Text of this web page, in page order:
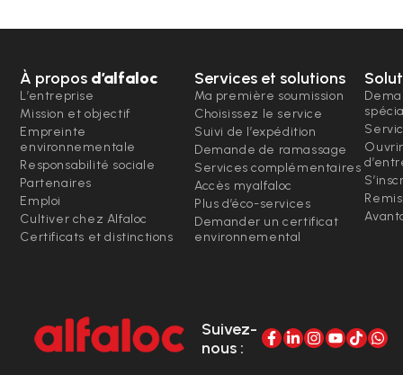
À propos d’alfaloc
L’entreprise
Mission et objectif
Empreinte
environnementale
Responsabilité sociale
Partenaires
Emploi
Cultiver chez Alfaloc
Certificats et distinctions
Services et solutions
Ma première soumission
Choisissez le service
Suivi de l’expédition
Demande de ramassage
Services complémentaires
Accès myalfaloc
Plus d’éco-services
Demander un certificat
environnemental
Suivez-
nous :